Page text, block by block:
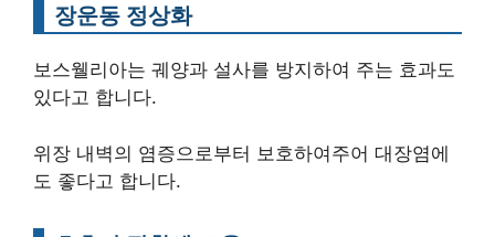
장운동 정상화
보스웰리아는 궤양과 설사를 방지하여 주는 효과도
있다고 합니다.
위장 내벽의 염증으로부터 보호하여주어 대장염에
도 좋다고 합니다.